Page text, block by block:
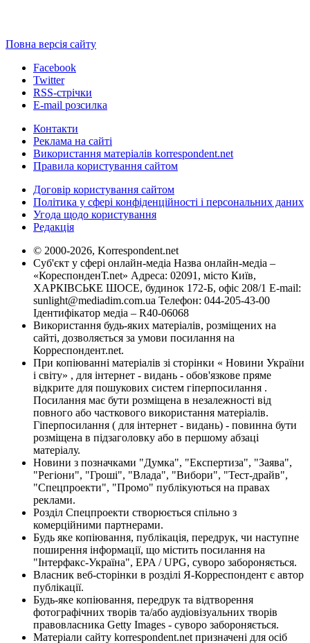
Повна версія сайту
Facebook
Twitter
RSS-стрічки
E-mail розсилка
Контакти
Реклама на сайті
Використання матеріалів korrespondent.net
Правила користування сайтом
Договір користування сайтом
Політика у сфері конфіденційності і персональних даних
Угода щодо користування
Редакція
© 2000-2026, Korrespondent.net
Суб'єкт у сфері онлайн-медіа Назва онлайн-медіа –
«КореспонденТ.net» Адреса: 02091, місто Київ,
ХАРКІВСЬКЕ ШОСЕ, будинок 172-Б, офіс 208/1 E-mail:
sunlight@mediadim.com.ua Телефон: 044-205-43-00
Ідентифікатор медіа – R40-06068
Використання будь-яких матеріалів, розміщених на
сайті, дозволяється за умови посилання на
Корреспондент.net.
При копіюванні матеріалів зі сторінки « Новини України
і світу» , для інтернет - видань - обов'язкове пряме
відкрите для пошукових систем гіперпосилання .
Посилання має бути розміщена в незалежності від
повного або часткового використання матеріалів.
Гіперпосилання ( для інтернет - видань) - повинна бути
розміщена в підзаголовку або в першому абзаці
матеріалу.
Новини з позначками "Думка", "Експертиза", "Заява",
"Регіони", "Гроші", "Влада", "Вибори", "Тест-драйв",
"Спецпроекти", "Промо" публікуються на правах
реклами.
Розділ Спецпроекти створюється спільно з
комерційними партнерами.
Будь яке копіювання, публікація, передрук, чи наступне
поширення інформації, що містить посилання на
"Інтерфакс-Україна", EPA / UPG, суворо забороняється.
Власник веб-сторінки в розділі Я-Корреспондент є автор
публікації.
Будь-яке копіювання, передрук та відтворення
фотографічних творів та/або аудіовізуальних творів
правовласника Getty Images - суворо забороняється.
Матеріали сайту korrespondent.net призначені для осіб